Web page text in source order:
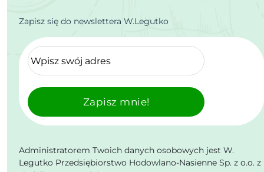
Zapisz się do newslettera W.Legutko
Zapisz mnie!
Administratorem Twoich danych osobowych jest W.
Legutko Przedsiębiorstwo Hodowlano-Nasienne Sp. z o.o. z